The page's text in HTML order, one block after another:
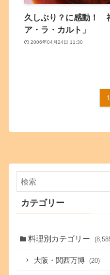
久しぶり？に感動！
ア・ラ・カルト」
2006年04月24日 11:30
1
カテゴリー
料理別カテゴリー
大阪・関西万博 (20)